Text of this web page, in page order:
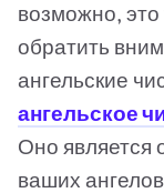
возможно, это
обратить
ангельские
ангельское
Оно
ваших